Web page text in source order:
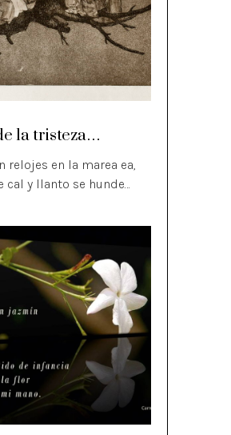
la tristeza…
relojes en la marea ea,
cal y llanto se hunde…